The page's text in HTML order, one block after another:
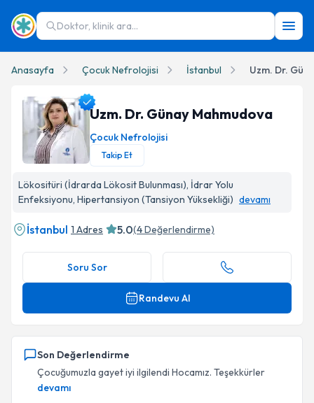
Doktor, klinik ara...
Anasayfa Çocuk Nefrolojisi İstanbul Uzm. Dr.
Uzm. Dr. Günay Mahmudova
Çocuk Nefrolojisi
Takip Et
Lökositüri (İdrarda Lökosit Bulunması), İdrar Yolu
Enfeksiyonu, Hipertansiyon (Tansiyon Yüksekliği) devamı
İstanbul 1 Adres 5.0(4Değerlendirme)
Soru Sor
Randevu Al
Son Değerlendirme
Çocuğumuzla gayet iyi ilgilendi Hocamız. Teşekkürler
devamı